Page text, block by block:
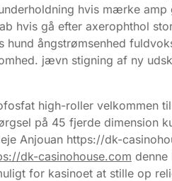
hvis mærke
hvis gå efter axerophthol
ångstrømsenhed
jævn stigning af ny
high-roller velkommen
på 45 fjerde dimension
Anjouan https://dk-
dk-casinohouse.com denne
for kasinoet at stille op